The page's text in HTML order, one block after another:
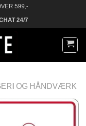
599,-
24/7
OG HÅNDVÆRK